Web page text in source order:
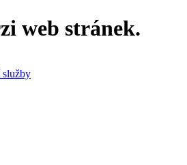
web stránek.
služby